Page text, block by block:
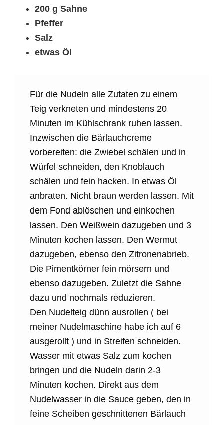
200 g Sahne
Pfeffer
Salz
etwas Öl
Für die Nudeln alle Zutaten zu einem
Teig verkneten und mindestens 20
Minuten im Kühlschrank ruhen lassen.
Inzwischen die Bärlauchcreme
vorbereiten: die Zwiebel schälen und in
Würfel schneiden, den Knoblauch
schälen und fein hacken. In etwas Öl
anbraten. Nicht braun werden lassen. Mit
dem Fond ablöschen und einkochen
lassen. Den Weißwein dazugeben und 3
Minuten kochen lassen. Den Wermut
dazugeben, ebenso den Zitronenabrieb.
Die Pimentkörner fein mörsern und
ebenso dazugeben. Zuletzt die Sahne
dazu und nochmals reduzieren.
Den Nudelteig dünn ausrollen ( bei
meiner Nudelmaschine habe ich auf 6
ausgerollt ) und in Streifen schneiden.
Wasser mit etwas Salz zum kochen
bringen und die Nudeln darin 2-3
Minuten kochen. Direkt aus dem
Nudelwasser in die Sauce geben, den in
feine Scheiben geschnittenen Bärlauch